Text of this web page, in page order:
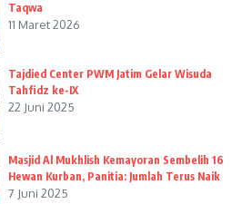
Taqwa
11 Maret 2026
Tajdied Center PWM Jatim Gelar Wisuda
Tahfidz ke-IX
22 Juni 2025
Masjid Al Mukhlish Kemayoran Sembelih 16
Hewan Kurban, Panitia: Jumlah Terus Naik
7 Juni 2025